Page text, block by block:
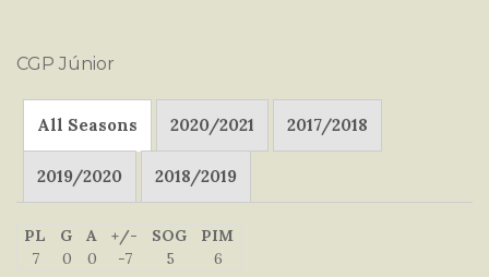
CGP Júnior
All Seasons 2020/2021 2017/2018
2019/2020 2018/2019
PL G A +/- SOG
PIM
7
0 0 -7 5 6